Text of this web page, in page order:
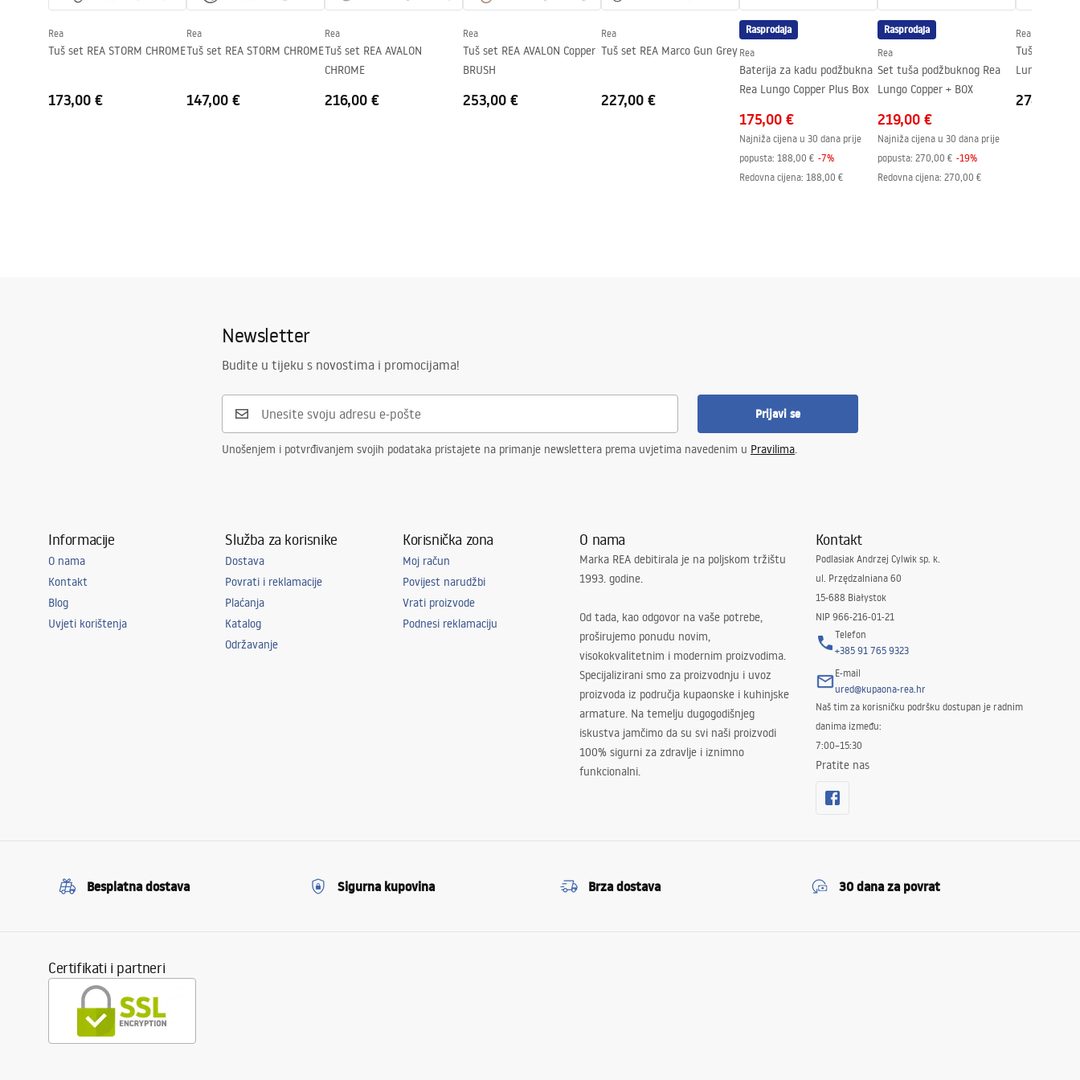
Jamstvo
24 mjeseca
Premaz Easy Clean
Da, na jednoj strani stakla.
Rea
Tuš set REA STORM CHROME
173,00 €
Rea
Tuš set REA STORM CHROME
147,00 €
Rea
Tuš set REA AVALON
CHROME
216,00 €
Rea
Tuš set REA AVALON Copper
BRUSH
253,00 €
Rea
Tuš set REA Marco Gun Grey
227,00 €
Rasprodaja
Rea
Baterija za kadu podžbukna
Rea Lungo Copper Plus Box
175,00 €
Najniža cijena u 30 dana prije
popusta: 188,00 € -7%
Redovna cijena: 188,00 €
Rasprodaja
Rea
Set tuša podžbuknog Rea
Lungo Copper + BOX
219,00 €
Najniža cijena u 30 dana prije
popusta: 270,00 € -19%
Redovna cijena: 270,00 €
Rea
Tuš set s
Lungo Copper
274,00 €
Newsletter
Budite u tijeku s novostima i promocijama!
Prijavi se
Unošenjem i potvrđivanjem svojih podataka pristajete na primanje newslettera prema uvjetima navedenim u Pravilima.
Informacije
O nama
Kontakt
Blog
Uvjeti korištenja
Služba za korisnike
Dostava
Povrati i reklamacije
Plaćanja
Katalog
Održavanje
Korisnička zona
Moj račun
Povijest narudžbi
Vrati proizvode
Podnesi reklamaciju
O nama
Marka REA debitirala je na poljskom tržištu
1993. godine.
Od tada, kao odgovor na vaše potrebe,
proširujemo ponudu novim,
visokokvalitetnim i modernim proizvodima.
Specijalizirani smo za proizvodnju i uvoz
proizvoda iz područja kupaonske i kuhinjske
armature. Na temelju dugogodišnjeg
iskustva jamčimo da su svi naši proizvodi
100% sigurni za zdravlje i iznimno
funkcionalni.
Kontakt
Podlasiak Andrzej Cylwik sp. k.
ul. Przędzalniana 60
15-688 Białystok
NIP 966-216-01-21
Telefon
+385 91 765 9323
E-mail
ured@kupaona-rea.hr
Naš tim za korisničku podršku dostupan je radnim
danima između:
7:00–15:30
Pratite nas
Besplatna dostava Sigurna kupovina Brza dostava 30 dana za povrat
Certifikati i partneri